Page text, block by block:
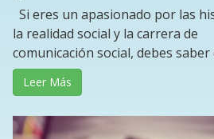
Si eres un apasionado por las
la realidad social y la carrera de
comunicación social, debes saber
Leer Más